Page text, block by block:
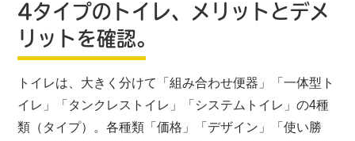
4タイプのトイレ、メリットとデメ
リットを確認。
トイレは、大きく分けて「組み合わせ便器」「一体型ト
イレ」「タンクレストイレ」「システムトイレ」の4種
類（タイプ）。各種類「価格」「デザイン」「使い勝